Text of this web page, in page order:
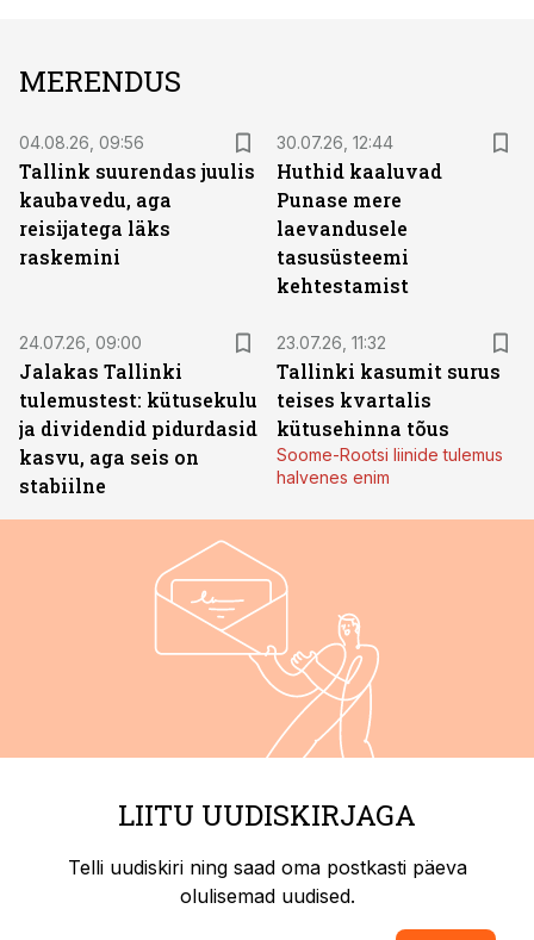
MERENDUS
04.08.26, 09:56
Tallink suurendas juulis
kaubavedu, aga
reisijatega läks
raskemini
30.07.26, 12:44
Huthid kaaluvad
Punase mere
laevandusele
tasusüsteemi
kehtestamist
24.07.26, 09:00
Jalakas Tallinki
tulemustest: kütusekulu
ja dividendid pidurdasid
kasvu, aga seis on
stabiilne
23.07.26, 11:32
Tallinki kasumit surus
teises kvartalis
kütusehinna tõus
Soome-Rootsi liinide tulemus
halvenes enim
LIITU UUDISKIRJAGA
Telli uudiskiri ning saad oma postkasti päeva
olulisemad uudised.